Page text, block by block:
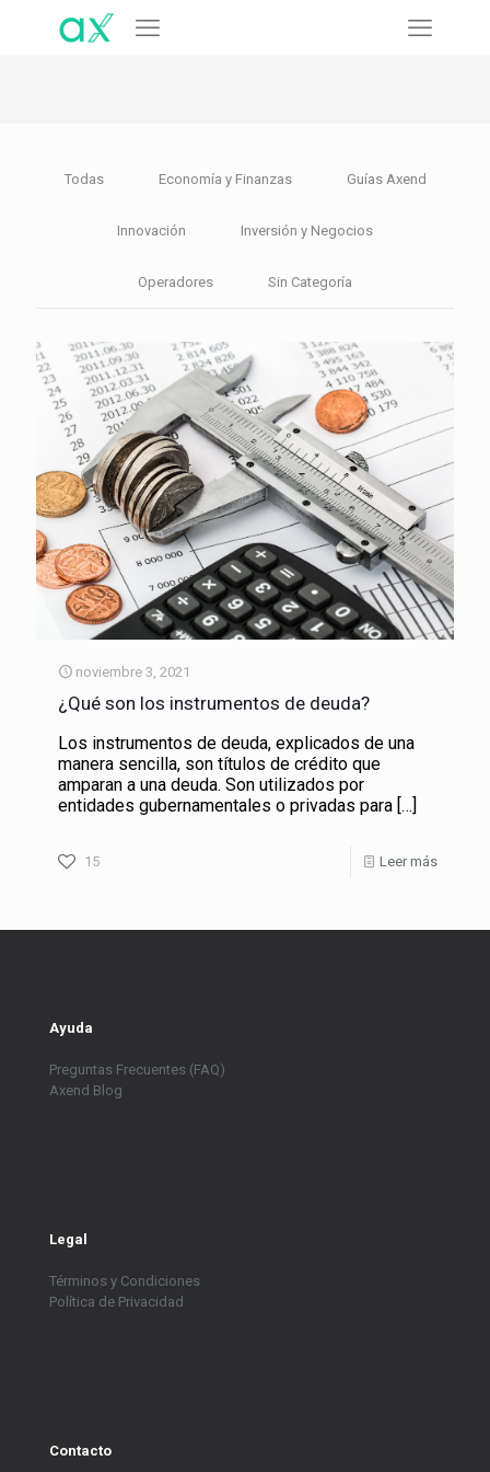
Todas Economía y Finanzas Guías Axend
Innovación Inversión y Negocios
Operadores Sin Categoría
noviembre 3, 2021
¿Qué son los instrumentos de deuda?
Los instrumentos de deuda, explicados de una
manera sencilla, son títulos de crédito que
amparan a una deuda. Son utilizados por
entidades gubernamentales o privadas para […]
15 Leer más
Ayuda
Preguntas Frecuentes (FAQ)
Axend Blog
Legal
Términos y Condiciones
Política de Privacidad
Contacto